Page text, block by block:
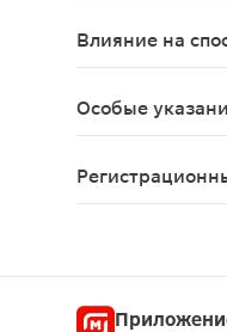
Влияние на
Особые